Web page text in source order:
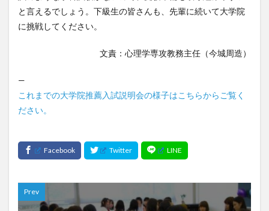
と言えるでしょう。下級生の皆さんも、先輩に続いて大学院
に挑戦してください。
文責：心理学専攻教務主任（今城周造）
—
これまでの大学院推薦入試説明会の様子はこちらからご覧く
ださい。
Prev